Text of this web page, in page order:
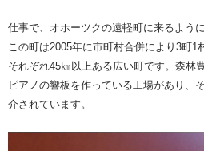
仕事で、オホーツクの遠軽町に来るよう
この町は2005年に市町村合併により3町1
それぞれ45㎞以上ある広い町です。森林
ピアノの響板を作っている工場があり、
介されています。